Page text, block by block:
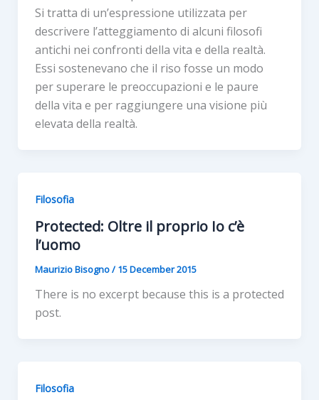
Si tratta di un’espressione utilizzata per
descrivere l’atteggiamento di alcuni filosofi
antichi nei confronti della vita e della realtà.
Essi sostenevano che il riso fosse un modo
per superare le preoccupazioni e le paure
della vita e per raggiungere una visione più
elevata della realtà.
Filosofia
Protected: Oltre il proprio Io c’è
l’uomo
Maurizio Bisogno/15 December 2015
There is no excerpt because this is a protected
post.
Filosofia